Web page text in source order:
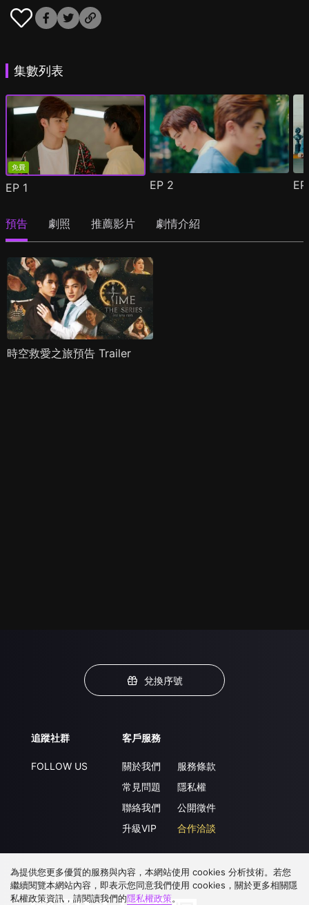
集數列表
免費
EP 1 EP 2
預告 劇照 推薦影片 劇情介紹
時空救愛之旅預告 Trailer
兌換序號
追蹤社群
FOLLOW US
客戶服務
關於我們
常見問題
聯絡我們
升級VIP
服務條款
隱私權
公開徵件
合作洽談
下載 APP
為提供您更多優質的服務與內容，本網站使用 cookies 分析技術。若您
繼續閱覽本網站內容，即表示您同意我們使用 cookies，關於更多相關隱
私權政策資訊，請閱讀我們的隱私權政策。